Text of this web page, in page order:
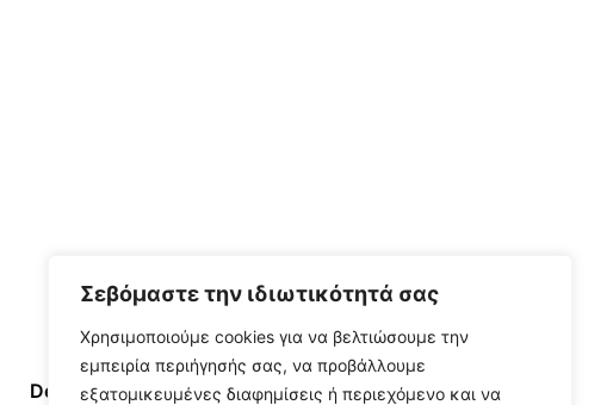
Σεβόμαστε την ιδιωτικότητά σας
Χρησιμοποιούμε cookies για να βελτιώσουμε την
εμπειρία περιήγησής σας, να προβάλλουμε
εξατομικευμένες διαφημίσεις ή περιεχόμενο και να
Designer/Brand Ralph Lauren